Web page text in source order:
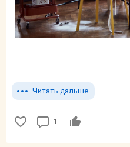
Читать дальше
1